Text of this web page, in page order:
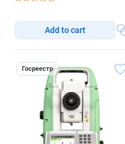
Add to cart
Госреестр